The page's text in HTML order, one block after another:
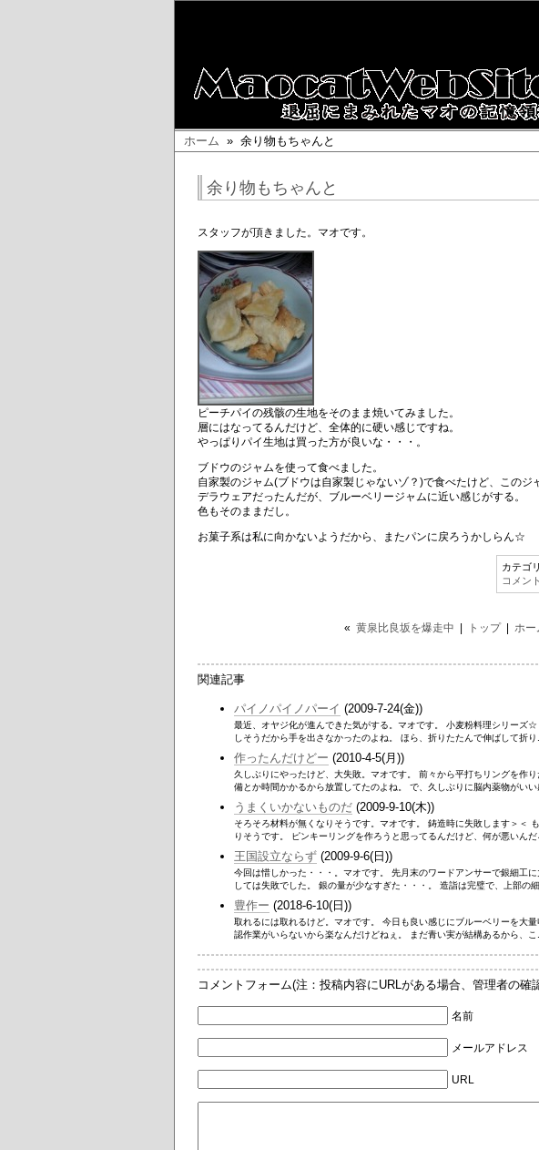
ホーム » 余り物もちゃんと
余り物もちゃんと
スタッフが頂きました。マオです。
ピーチパイの残骸の生地をそのまま焼いてみました。
層にはなってるんだけど、全体的に硬い感じですね。
やっぱりパイ生地は買った方が良いな・・・。
ブドウのジャムを使って食べました。
自家製のジャム(ブドウは自家製じゃないゾ？)で食べたけど、このジ
デラウェアだったんだが、ブルーベリージャムに近い感じがする。
色もそのままだし。
お菓子系は私に向かないようだから、またパンに戻ろうかしらん☆
カテゴ
コメン
« 黄泉比良坂を爆走中 トップ| ホー
関連記事
パイノパイノパーイ (2009-7-24(金))
最近、オヤジ化が進んできた気がする。マオです。 小麦粉料理シリーズ
しそうだから手を出さなかったのよね。 ほら、折りたたんで伸ばして折り
作ったんだけどー (2010-4-5(月))
久しぶりにやったけど、大失敗。マオです。 前々から平打ちリングを作
備とか時間かかるから放置してたのよね。 で、久しぶりに脳内薬物がいい
うまくいかないものだ (2009-9-10(木))
そろそろ材料が無くなりそうです。マオです。 鋳造時に失敗します＞＜
りそうです。 ピンキーリングを作ろうと思ってるんだけど、何が悪いんだ
王国設立ならず (2009-9-6(日))
今回は惜しかった・・・。マオです。 先月末のワードアンサーで銀細工
しては失敗でした。 銀の量が少なすぎた・・・。 造詣は完璧で、上部の細
豊作ー (2018-6-10(日))
取れるには取れるけど。マオです。 今日も良い感じにブルーベリーを大
認作業がいらないから楽なんだけどねぇ。 まだ青い実が結構あるから、こ
コメントフォーム(注：投稿内容にURLがある場合、管理者の
名前
メールアドレス
URL